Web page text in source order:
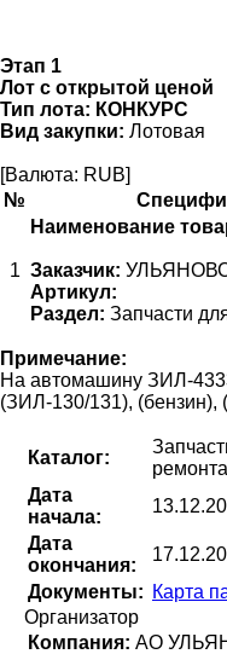
Этап 1
Лот с открытой ценой
Тип лота: КОНКУРС
Вид закупки: Лотовая
[Валюта: RUB]
№
1
Наименование
Заказчик:
Артикул:
Раздел: Запчасти
Примечание:
На автомашину ЗИЛ-
(ЗИЛ-130/131), (бензин),
Каталог:
ремонта
Дата
начала:
Дата
окончания:
Документы: Карта
Организатор
Компания: АО